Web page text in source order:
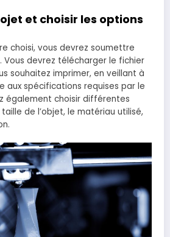
et choisir les options
choisi, vous devrez soumettre
devrez télécharger le fichier
souhaitez imprimer, en veillant à
aux spécifications requises par le
également choisir différentes
de l’objet, le matériau utilisé,